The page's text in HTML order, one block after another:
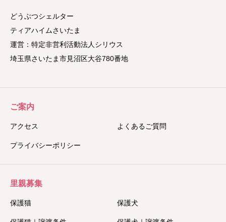
どうぶつシェルター
ティアハイムさいたま
運営：特定非営利活動法人シリウス
埼玉県さいたま市見沼区大谷780番地
ご案内
アクセス よくあるご質問
プライバシーポリシー
里親募集
保護猫 保護犬